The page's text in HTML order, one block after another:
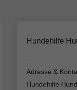
Hundehilfe
Adresse &
Hundehilfe